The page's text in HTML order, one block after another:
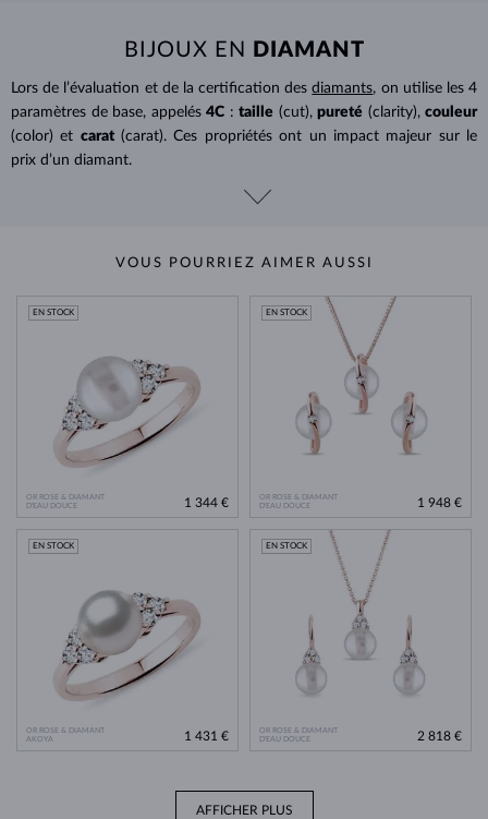
BIJOUX EN DIAMANT
Lors de l’évaluation et de la certification desdiamants, on utilise les 4
paramètres de base, appelés 4C : taille (cut), pureté (clarity), couleur
(color) et carat (carat). Ces propriétés ont un impact majeur sur le
prix d’un diamant.
VOUS POURRIEZ AIMER AUSSI
OR ROSE & DIAMANT
D'EAU DOUCE
EN STOCK
1 344 €
OR ROSE & DIAMANT
D'EAU DOUCE
EN STOCK
1 948 €
OR ROSE & DIAMANT
AKOYA
EN STOCK
1 431 €
OR ROSE & DIAMANT
D'EAU DOUCE
EN STOCK
2 818 €
AFFICHER PLUS